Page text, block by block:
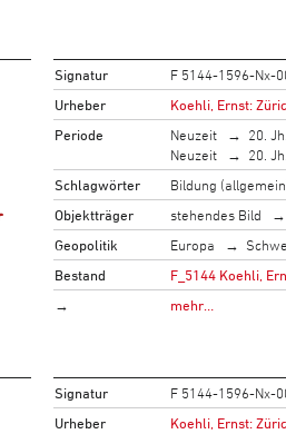
Signatur
F 5144-1596-Nx-
Urheber
Koehli, Ernst:
Periode
Neuzeit 20. Jh.
Neuzeit
20. Jh.
Schlagwörter
Bildung
Objektträger
stehendes Bild
Geopolitik
Europa
Bestand
F_5144 Koehli,
→
mehr…
Signatur
F 5144-1596-Nx-
Urheber
Koehli, Ernst: